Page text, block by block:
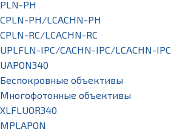
PLN-PH
CPLN-PH/LCACHN-PH
CPLN-RC/LCACHN-RC
UPLFLN-IPC/CACHN-IPC/LCACHN-IPC
UAPON340
Беспокровные объективы
Многофотонные объективы
XLFLUOR340
MPLAPON